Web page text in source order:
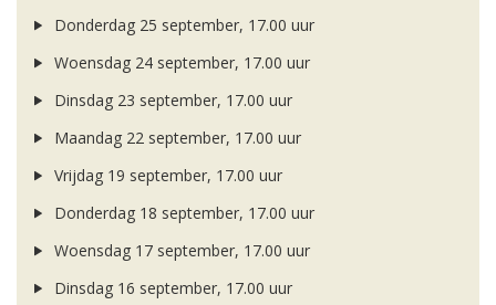
Donderdag 25 september, 17.00 uur
Woensdag 24 september, 17.00 uur
Dinsdag 23 september, 17.00 uur
Maandag 22 september, 17.00 uur
Vrijdag 19 september, 17.00 uur
Donderdag 18 september, 17.00 uur
Woensdag 17 september, 17.00 uur
Dinsdag 16 september, 17.00 uur